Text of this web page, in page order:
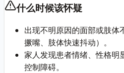
什么时候该怀疑
出现不明原因的面部或肢体
撅嘴、肢体快速抖动）。
家人发现患者情绪、性格明
控制障碍。